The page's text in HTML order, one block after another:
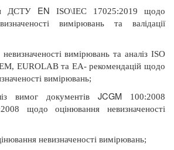
ДСТУ EN ISO\IEC 17025:2019 щодо
вимірювань та валідації
вимірювань та аналіз ISO
EUROLAB та EA- рекомендацій щодо
вимірювань;
вимог документівJCGM 100:2008
щодо оцінювання невизначеності
невизначеності вимірювань;